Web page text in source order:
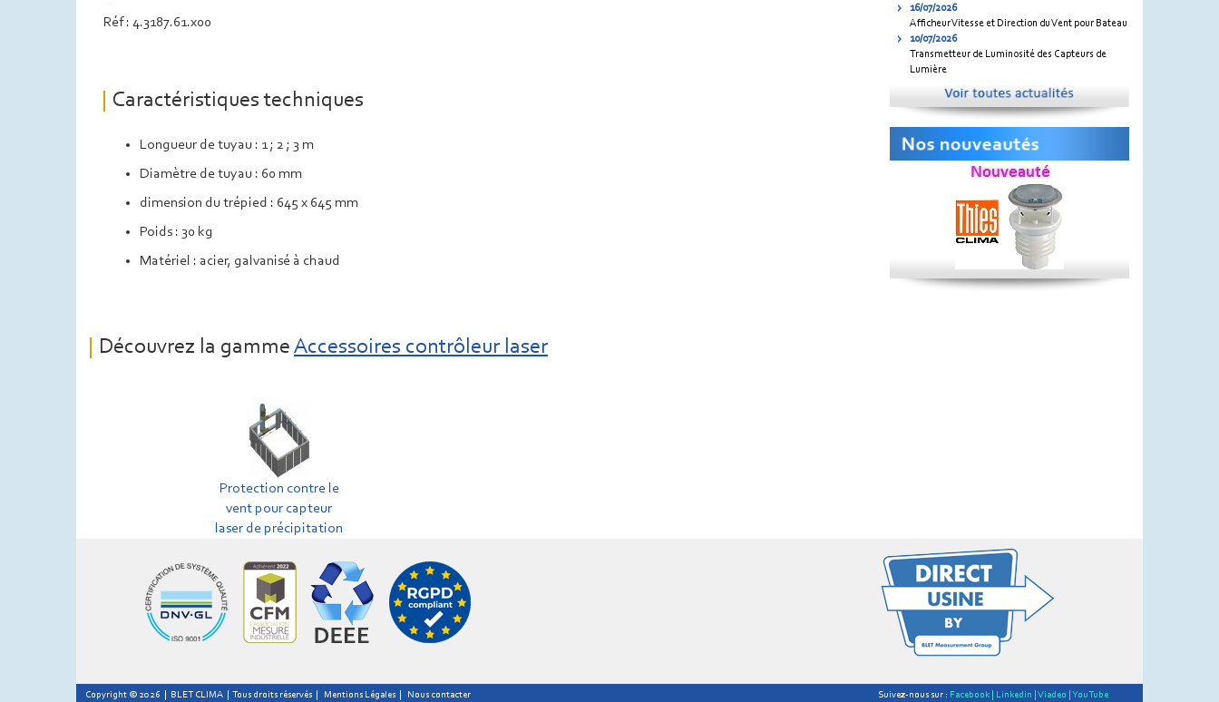
Réf : 4.3187.61.x00
Caractéristiques techniques
Longueur de tuyau : 1 ; 2 ; 3 m
Diamètre de tuyau : 60 mm
dimension du trépied : 645 x 645 mm
Poids : 30 kg
Matériel : acier, galvanisé à chaud
Découvrez la gamme Accessoires contrôleur laser
Protection contre le
vent pour capteur
laser de précipitation
16/07/2026
Afficheur Vitesse et Direction du Vent pour Bateau
10/07/2026
Transmetteur de Luminosité des Capteurs de
Lumière
Copyright © 2026 | BLET CLIMA | Tous droits réservés | Mentions Légales Nous contacter Suivez-nous sur : Facebook | Linkedin | Viadeo | YouTube